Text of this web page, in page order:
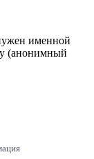
именной
(анонимный